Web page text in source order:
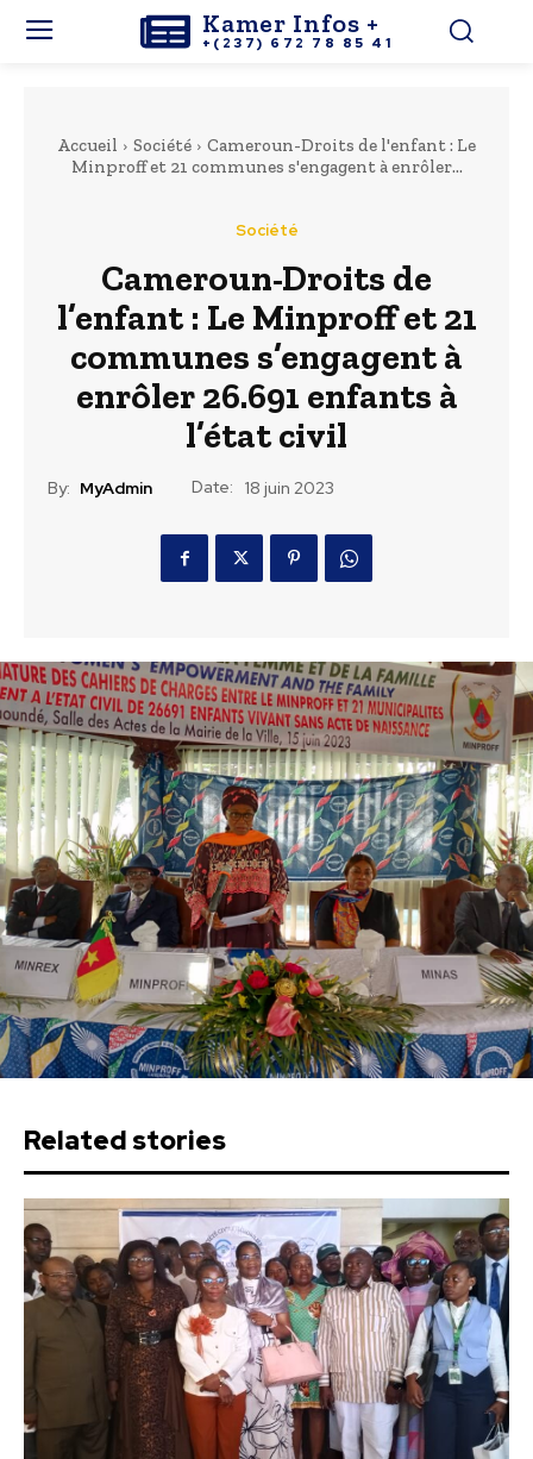
Kamer Infos +
+(237) 672 78 85 41
Accueil Société
Cameroun-Droits de l'enfant : Le
Minproff et 21 communes s'engagent à enrôler...
Société
Cameroun-Droits de
l’enfant : Le Minproff et 21
communes s’engagent à
enrôler 26.691 enfants à
l’état civil
By: MyAdmin Date: 18 juin 2023
Related stories